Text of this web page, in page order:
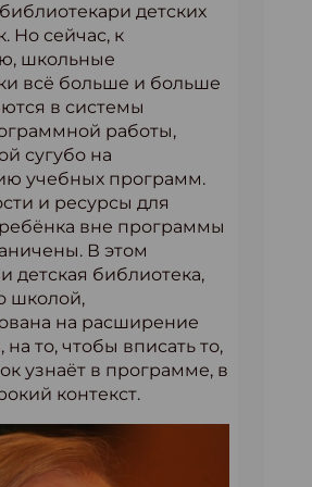
детских
Но сейчас, к
школьные
всё больше и больше
в системы
работы,
сугубо на
учебных программ.
и ресурсы для
вне программы
В этом
детская библиотека,
школой,
на расширение
на то, чтобы вписать то,
узнаёт в программе, в
контекст.